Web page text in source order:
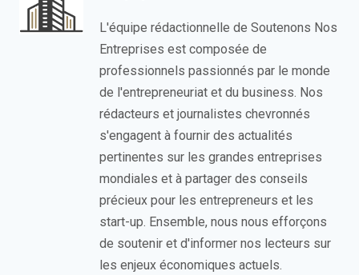
L'équipe rédactionnelle de Soutenons Nos
Entreprises est composée de
professionnels passionnés par le monde
de l'entrepreneuriat et du business. Nos
rédacteurs et journalistes chevronnés
s'engagent à fournir des actualités
pertinentes sur les grandes entreprises
mondiales et à partager des conseils
précieux pour les entrepreneurs et les
start-up. Ensemble, nous nous efforçons
de soutenir et d'informer nos lecteurs sur
les enjeux économiques actuels.